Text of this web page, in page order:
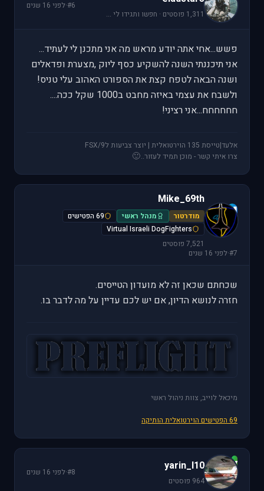
1,311 פוסטים · חפשו ותגידו לי ...
#6
·לפני 16 שנים
פשש...אחי אתה יודע מראש מה אני מתכנן לי לעתיד...
אני תיכננתי השנה להשקיע כסף ליוק ,מצערת ופדאלים
ושנה הבאה לטפח קצת את הספורט האהוב עלי טניס!
ולשבח את עצמי באיזה מחבט ב1000 שקל ככה....
חחחחחח...אני רציני!
אלעד|טייסת 135 הוירטואלית | יוצר צביעות לFSX/9
צרו איתי קשר - מוכן תמיד לעזור..🙂
M
Mike_69th
מודרטור מנהל ראשי
69 הפטישים
Virtual Israeli DogFighters
7,521 פוסטים
#7
·לפני 16 שנים
שכחתם שכאן זה לא מועדון הטייסים.
חזרה לנושא הדיון, אם יש לכם עדיין על מה לדבר בו.
מיכאל לוייב, צוות ניהול ראשי
69 הפטישים הוירטואלית הותיקה
y
yarin_l10
964 פוסטים
#8
·לפני 16 שנים